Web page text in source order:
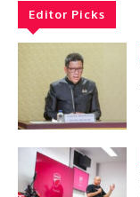
Editor Picks